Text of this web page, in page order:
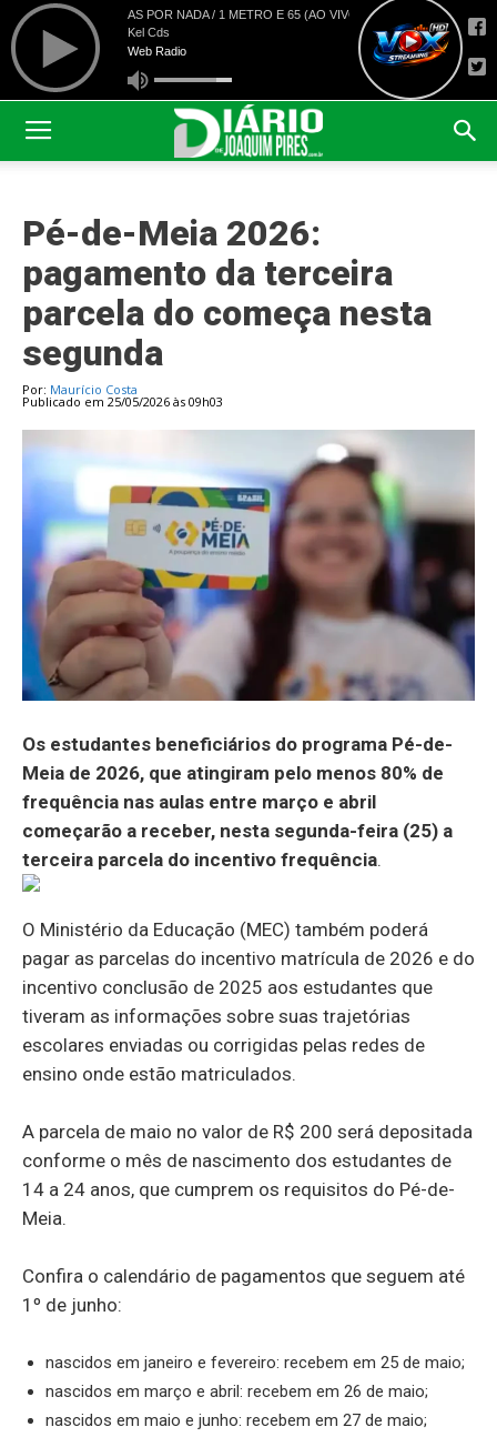
Pé-de-Meia 2026:
pagamento da terceira
parcela do começa nesta
segunda
Por: Maurício Costa
Publicado em 25/05/2026 às 09h03
Os estudantes beneficiários do programa Pé-de-
Meia de 2026, que atingiram pelo menos 80% de
frequência nas aulas entre março e abril
começarão a receber, nesta segunda-feira (25) a
terceira parcela do incentivo frequência.
O Ministério da Educação (MEC) também poderá
pagar as parcelas do incentivo matrícula de 2026 e do
incentivo conclusão de 2025 aos estudantes que
tiveram as informações sobre suas trajetórias
escolares enviadas ou corrigidas pelas redes de
ensino onde estão matriculados.
A parcela de maio no valor de R$ 200 será depositada
conforme o mês de nascimento dos estudantes de
14 a 24 anos, que cumprem os requisitos do Pé-de-
Meia.
Confira o calendário de pagamentos que seguem até
1º de junho:
nascidos em janeiro e fevereiro: recebem em 25 de maio;
nascidos em março e abril: recebem em 26 de maio;
nascidos em maio e junho: recebem em 27 de maio;